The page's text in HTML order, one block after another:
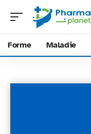
Forme Maladie